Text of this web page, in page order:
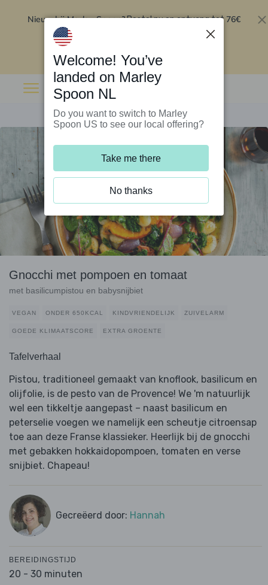
Nieuw bij Marley Spoon?Bestel nu en ontvang tot 76€
Gnocchi met pompoen en tomaat
met basilicumpistou en babysnijbiet
VEGAN ONDER 650KCAL KINDVRIENDELIJK ZUIVELARM
GOEDE KLIMAATSCORE EXTRA GROENTE
Tafelverhaal
Pistou, traditioneel gemaakt van knoflook, basilicum en
olijfolie, is de pesto van de Provence! We 'm natuurlijk
wel een tikkeltje aangepast – naast basilicum en
peterselie voegen we namelijk een scheutje citroensap
toe aan deze Franse klassieker. Heerlijk bij de gnocchi
met gebakken hokkaidopompoen, tomaten en verse
snijbiet. Chapeau!
Gecreëerd door: Hannah
BEREIDINGSTIJD
20 - 30 minuten
Welcome! You’ve
landed on Marley
Spoon NL
Do you want to switch to Marley
Spoon US to see our local offering?
Take me there
No thanks